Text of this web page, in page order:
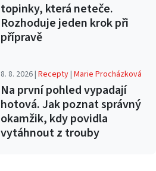
topinky, která neteče.
Rozhoduje jeden krok při
přípravě
8. 8. 2026 |Recepty|Marie Procházková
Na první pohled vypadají
hotová. Jak poznat správný
okamžik, kdy povidla
vytáhnout z trouby